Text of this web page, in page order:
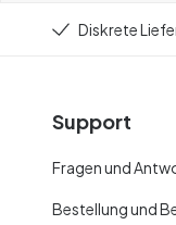
Diskrete
Support
Fragen und
Bestellung und